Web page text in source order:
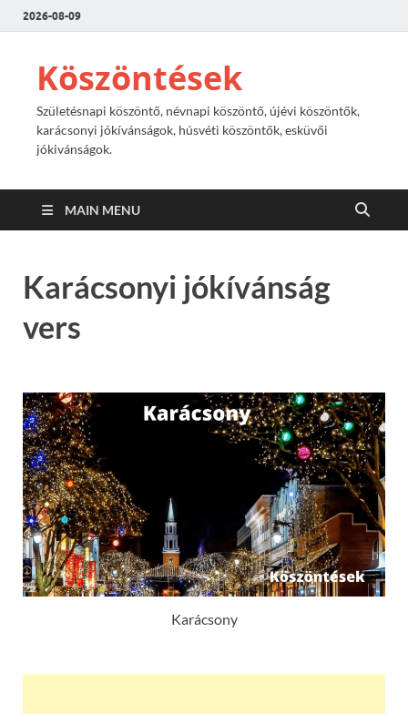
2026-08-09
Köszöntések
Születésnapi köszöntő, névnapi köszöntő, újévi köszöntők,
karácsonyi jókívánságok, húsvéti köszöntők, esküvői
jókivánságok.
MAIN MENU
Karácsonyi jókívánság
vers
Karácsony